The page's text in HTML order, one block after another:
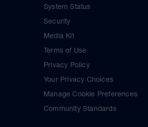
System Status
Security
Media Kit
Terms of Use
Privacy Policy
Your Privacy Choices
Manage Cookie Preferences
Community Standards